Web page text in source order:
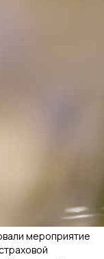
мероприятие